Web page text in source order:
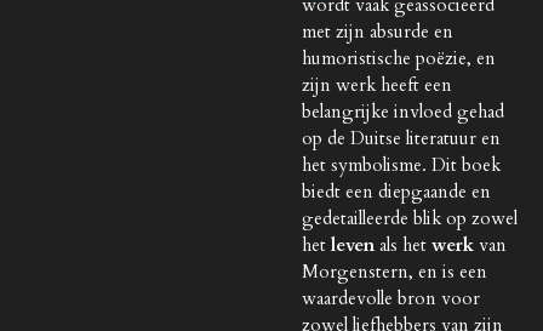
met zijn absurde en
humoristische poëzie, en
zijn werk heeft een
belangrijke invloed gehad
op de Duitse literatuur en
het symbolisme. Dit boek
biedt een diepgaande en
gedetailleerde blik op zowel
het levenals het werk van
Morgenstern, en is een
waardevolle bron voor
zowel liefhebbers van zijn